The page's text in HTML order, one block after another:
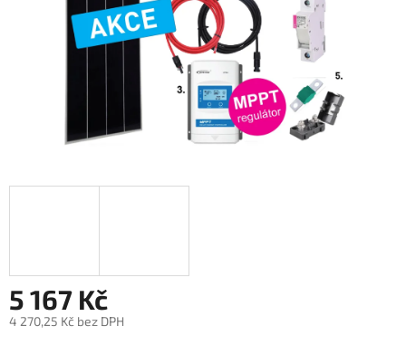
5 167 Kč
4 270,25 Kč bez DPH